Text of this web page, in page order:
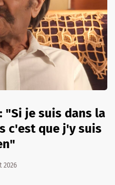
"Si je suis dans la
c'est que j'y suis
2026